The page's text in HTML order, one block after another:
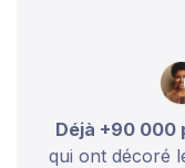
Déjà +90 000
qui ont décoré